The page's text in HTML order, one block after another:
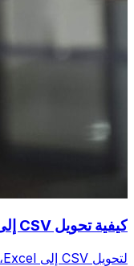
كيفية تحويل CSV إلى Excel